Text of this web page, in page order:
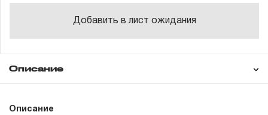
Добавить в лист ожидания
Описание
Техническая
Описание